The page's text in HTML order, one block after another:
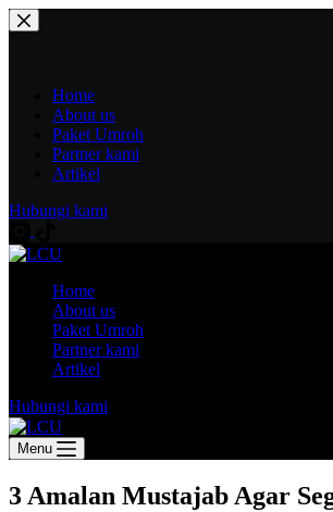
Home
About us
Paket Umroh
Partner kami
Artikel
Hubungi kami
Home
About us
Paket Umroh
Partner kami
Artikel
Hubungi kami
Menu
3 Amalan Mustajab Agar